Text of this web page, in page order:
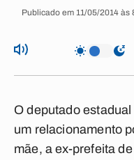
Publicado em 11/05/2014
O deputado
um relacionamento
mãe, a ex-prefeita